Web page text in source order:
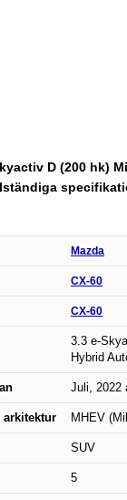
D (200 hk)
Mazda
CX-60
CX-60
3.3 e-
Hybrid
Juli, 2022
arkitektur MHEV
SUV
5